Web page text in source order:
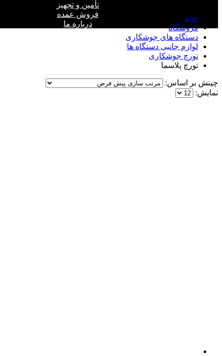
تأمین و تجهیز
فروش عمده
درباره ما
خانه
فروشگاه
دستگاه های جوشکاری
لوازم جانبی دستگاه ها
تورچ جوشکاری
تورچ پلاسما
چینش بر اساس:
نمایش: